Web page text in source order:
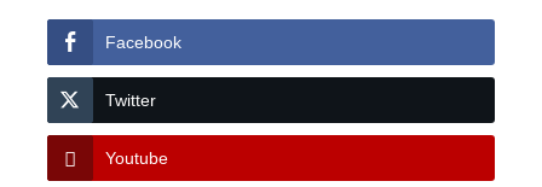
Facebook
Twitter
Youtube